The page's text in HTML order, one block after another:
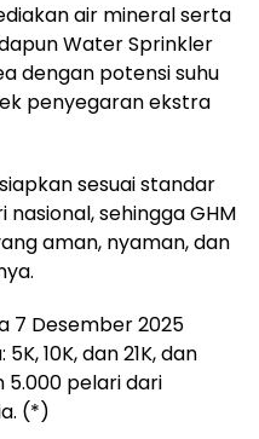
air mineral serta
Water Sprinkler
dengan potensi suhu
penyegaran ekstra
sesuai standar
sehingga GHM
aman, nyaman, dan
7 Desember 2025
10K, dan 21K, dan
pelari dari
(*)